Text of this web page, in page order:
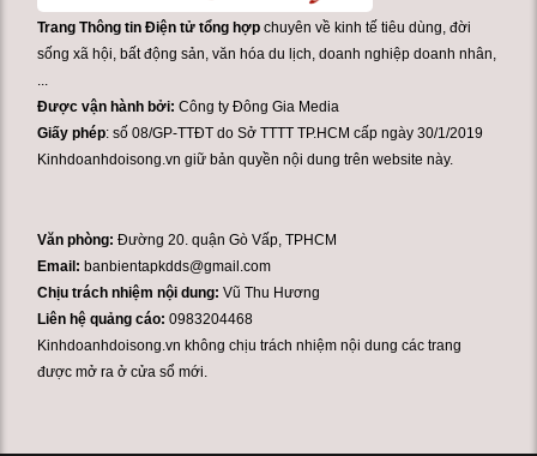
Trang Thông tin Điện tử tổng hợp chuyên về kinh tế tiêu dùng, đời
sống xã hội, bất động sản, văn hóa du lịch, doanh nghiệp doanh nhân,
Được vận hành bởi:Công ty Đông Gia Media
Giấy phép: số 08/GP-TTĐT do Sở TTTT TP.HCM cấp ngày 30/1/2019
Kinhdoanhdoisong.vn giữ bản quyền nội dung trên website này.
Văn phòng:Đường 20. quận Gò Vấp, TPHCM
Email: banbientapkdds@gmail.com
Chịu trách nhiệm nội dung: Vũ Thu Hương
Liên hệ quảng cáo:0983204468
Kinhdoanhdoisong.vn không chịu trách nhiệm nội dung các trang
được mở ra ở cửa sổ mới.